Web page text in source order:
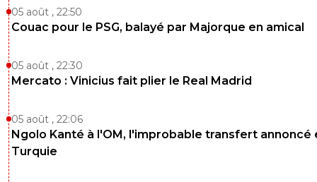
05 août , 22:50
Couac pour le PSG, balayé par Majorque en amical
05 août , 22:30
Mercato : Vinicius fait plier le Real Madrid
05 août , 22:06
Ngolo Kanté à l'OM, l'improbable transfert annoncé
Turquie